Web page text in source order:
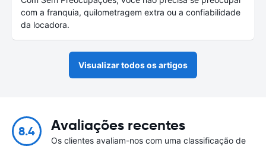
com a franquia, quilometragem extra ou a confiabilidade
da locadora.
Visualizar todos os artigos
8.4 Avaliações recentes
Os clientes avaliam-nos com uma classificação de